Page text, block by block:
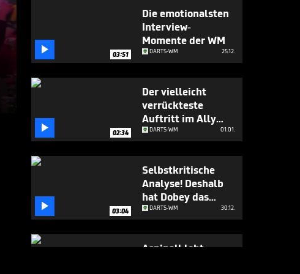
 03:51
Die emotionalsten
Interview-
Momente der WM
DARTS-WM 25.12.
 02:34
Der vielleicht
verrückteste
Auftritt im Ally
Pally
DARTS-WM 01.01.
 03:04
Selbstkritische
Analyse! Deshalb
hat Dobey das
Spiel gewonnen
DARTS-WM 30.12.
Aspinall lobt